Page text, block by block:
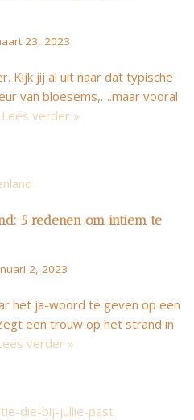
23, 2023
Kijk jij al uit naar dat typische
van bloesems,….maar vooral
Lees verder »
5 redenen om intiem te
2, 2023
het ja-woord te geven op een
een trouw op het strand in
verder »